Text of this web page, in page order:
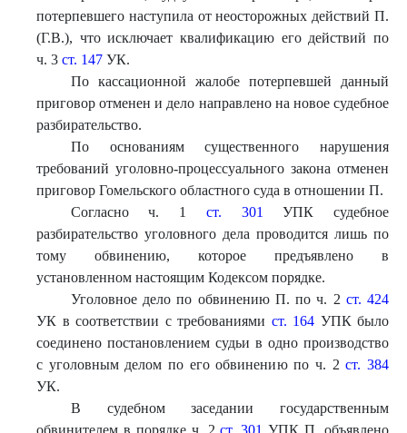
потерпевшего наступила от неосторожных действий П.
(Г.В.), что исключает квалификацию его действий по
ч. 3 ст. 147 УК.
По кассационной жалобе потерпевшей данный
приговор отменен и дело направлено на новое судебное
разбирательство.
По основаниям существенного нарушения
требований уголовно-процессуального закона отменен
приговор Гомельского областного суда в отношении П.
Согласно ч. 1 ст. 301
УПК судебное
разбирательство уголовного дела проводится лишь по
тому обвинению, которое предъявлено в
установленном настоящим Кодексом порядке.
Уголовное дело по обвинению П. по ч. 2 ст. 424
УК в соответствии с требованиями ст. 164 УПК было
соединено постановлением судьи в одно производство
с уголовным делом по его обвинению по ч. 2ст. 384
УК.
В судебном заседании государственным
обвинителем в порядке ч. 2ст. 301 УПК П. объявлено